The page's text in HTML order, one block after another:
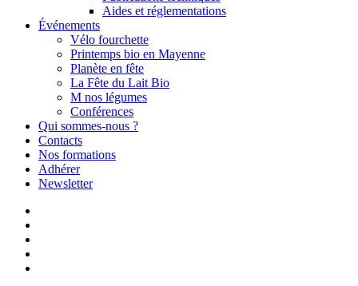
Aides et réglementations
Événements
Vélo fourchette
Printemps bio en Mayenne
Planète en fête
La Fête du Lait Bio
M nos légumes
Conférences
Qui sommes-nous ?
Contacts
Nos formations
Adhérer
Newsletter